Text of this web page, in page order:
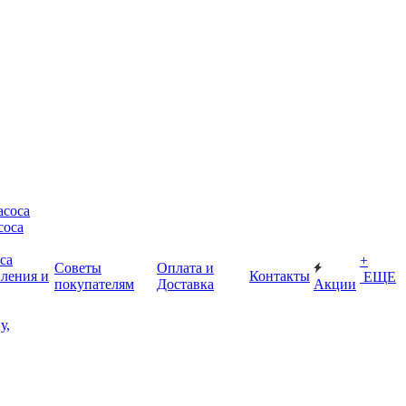
и
Советы
покупателям
Оплата и
Доставка
Контакты
Акции
+
ЕЩЕ